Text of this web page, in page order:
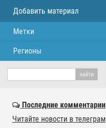
Добавить материал
Метки
Регионы
Последние комментарии
Читайте новости в телеграм